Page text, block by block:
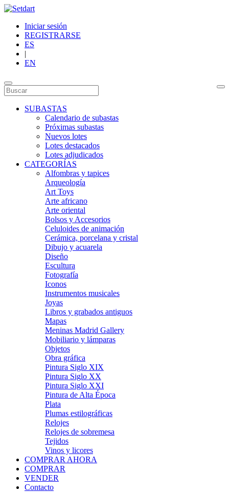
Iniciar sesión
REGISTRARSE
ES
|
EN
SUBASTAS
Calendario de subastas
Próximas subastas
Nuevos lotes
Lotes destacados
Lotes adjudicados
CATEGORÍAS
Alfombras y tapices
Arqueología
Art Toys
Arte africano
Arte oriental
Bolsos y Accesorios
Celuloides de animación
Cerámica, porcelana y cristal
Dibujo y acuarela
Diseño
Escultura
Fotografía
Iconos
Instrumentos musicales
Joyas
Libros y grabados antiguos
Mapas
Meninas Madrid Gallery
Mobiliario y lámparas
Objetos
Obra gráfica
Pintura Siglo XIX
Pintura Siglo XX
Pintura Siglo XXI
Pintura de Alta Época
Plata
Plumas estilográficas
Relojes
Relojes de sobremesa
Tejidos
Vinos y licores
COMPRAR AHORA
COMPRAR
VENDER
Contacto